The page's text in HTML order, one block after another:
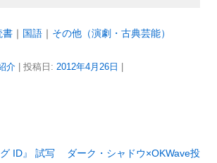
書 ｜ 国語 ｜ その他（演劇・古典芸能）
介 | 投稿日: 2012年4月26日
ID』 試写
ダーク・シャドウ×OKWave投